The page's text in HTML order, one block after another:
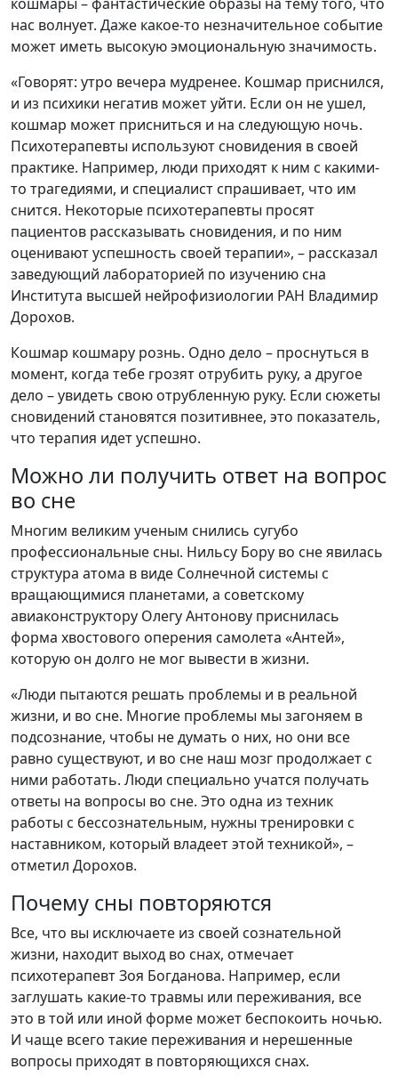
нас волнует. Даже какое-то незначительное событие
может иметь высокую эмоциональную значимость.
«Говорят: утро вечера мудренее. Кошмар приснился,
и из психики негатив может уйти. Если он не ушел,
кошмар может присниться и на следующую ночь.
Психотерапевты используют сновидения в своей
практике. Например, люди приходят к ним с какими-
то трагедиями, и специалист спрашивает, что им
снится. Некоторые психотерапевты просят
пациентов рассказывать сновидения, и по ним
оценивают успешность своей терапии», – рассказал
заведующий лабораторией по изучению сна
Института высшей нейрофизиологии РАН Владимир
Дорохов.
Кошмар кошмару рознь. Одно дело – проснуться в
момент, когда тебе грозят отрубить руку, а другое
дело – увидеть свою отрубленную руку. Если сюжеты
сновидений становятся позитивнее, это показатель,
что терапия идет успешно.
Можно ли получить ответ на вопрос
во сне
Многим великим ученым снились сугубо
профессиональные сны. Нильсу Бору во сне явилась
структура атома в виде Солнечной системы с
вращающимися планетами, а советскому
авиаконструктору Олегу Антонову приснилась
форма хвостового оперения самолета «Антей»,
которую он долго не мог вывести в жизни.
«Люди пытаются решать проблемы и в реальной
жизни, и во сне. Многие проблемы мы загоняем в
подсознание, чтобы не думать о них, но они все
равно существуют, и во сне наш мозг продолжает с
ними работать. Люди специально учатся получать
ответы на вопросы во сне. Это одна из техник
работы с бессознательным, нужны тренировки с
наставником, который владеет этой техникой», –
отметил Дорохов.
Почему сны повторяются
Все, что вы исключаете из своей сознательной
жизни, находит выход во снах, отмечает
психотерапевт Зоя Богданова. Например, если
заглушать какие-то травмы или переживания, все
это в той или иной форме может беспокоить ночью.
И чаще всего такие переживания и нерешенные
вопросы приходят в повторяющихся снах.